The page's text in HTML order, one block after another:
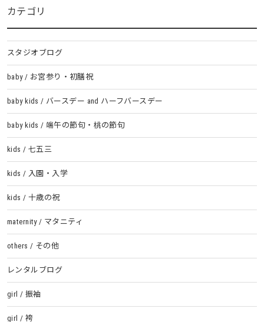
カテゴリ
スタジオブログ
baby / お宮参り・初膳祝
baby kids / バースデー and ハーフバースデー
baby kids / 端午の節句・桃の節句
kids / 七五三
kids / 入園・入学
kids / 十歳の祝
maternity / マタニティ
others / その他
レンタルブログ
girl / 振袖
girl / 袴